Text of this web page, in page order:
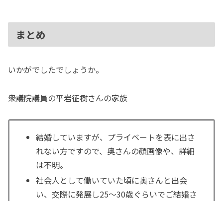
まとめ
いかがでしたでしょうか。
衆議院議員の平岩征樹さんの家族
結婚していますが、プライベートを表に出さ
れない方ですので、奥さんの顔画像や、詳細
は不明。
社会人として働いていた頃に奥さんと出会
い、交際に発展し25〜30歳ぐらいでご結婚さ